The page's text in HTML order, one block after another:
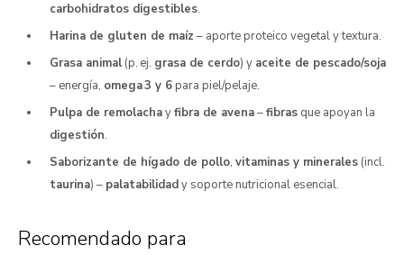
carbohidratos digestibles.
Harina de gluten de maíz – aporte proteico vegetal y textura.
Grasa animal(p. ej. grasa de cerdo) y aceite de pescado/soja
– energía, omega 3 y 6 para piel/pelaje.
Pulpa de remolachayfibra de avena–fibras que apoyan la
digestión.
Saborizante de hígado de pollo, vitaminas y minerales (incl.
taurina) – palatabilidady soporte nutricional esencial.
Recomendado para